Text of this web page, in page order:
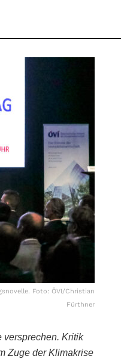
Foto: ÖVI/Christian
Fürthner
versprechen. Kritik
Zuge der Klimakrise